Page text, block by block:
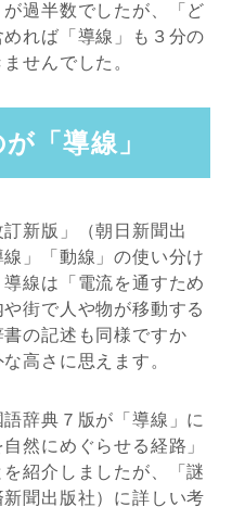
過半数でしたが、「ど
れば「導線」も３分の
せんでした。
「導線」
新版」（朝日新聞出
」「動線」の使い分け
線は「電流を通すため
街で人や物が移動する
の記述も同様ですか
高さに思えます。
辞典７版が「導線」に
然にめぐらせる経路」
紹介しましたが、「謎
聞出版社）に詳しい考